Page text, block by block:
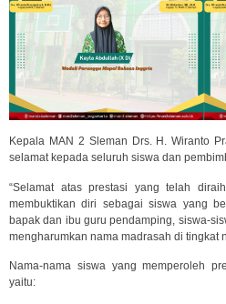
Kepala MAN 2 Sleman Drs. H. Wiranto
selamat kepada seluruh siswa dan
“Selamat atas prestasi yang telah
membuktikan diri sebagai siswa yang
bapak dan ibu guru pendamping, siswa-
mengharumkan nama madrasah di tingkat
Nama-nama siswa yang memperoleh
yaitu: